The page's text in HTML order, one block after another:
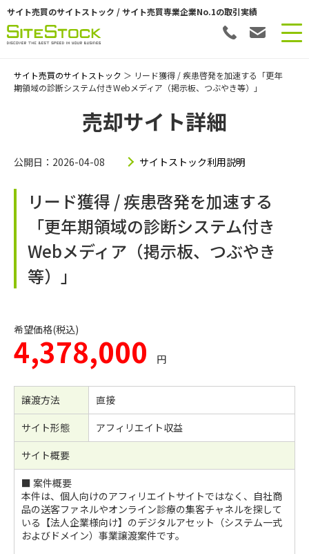
サイト売買のサイトストック / サイト売買専業企業No.1の取引実績
サイト売買のサイトストック ＞ リード獲得 / 疾患啓発を加速する「更年
期領域の診断システム付きWebメディア（掲示板、つぶやき等）」
売却サイト詳細
公開日：2026-04-08 サイトストック利用説明
リード獲得 / 疾患啓発を加速する
「更年期領域の診断システム付き
Webメディア（掲示板、つぶやき
等）」
希望価格(税込)
4,378,000 円
譲渡方法
直接
サイト形態
アフィリエイト収益
サイト概要
■ 案件概要
本件は、個人向けのアフィリエイトサイトではなく、自社商
品の送客ファネルやオンライン診療の集客チャネルを探して
いる【法人企業様向け】のデジタルアセット（システム一式
およびドメイン）事業譲渡案件です。